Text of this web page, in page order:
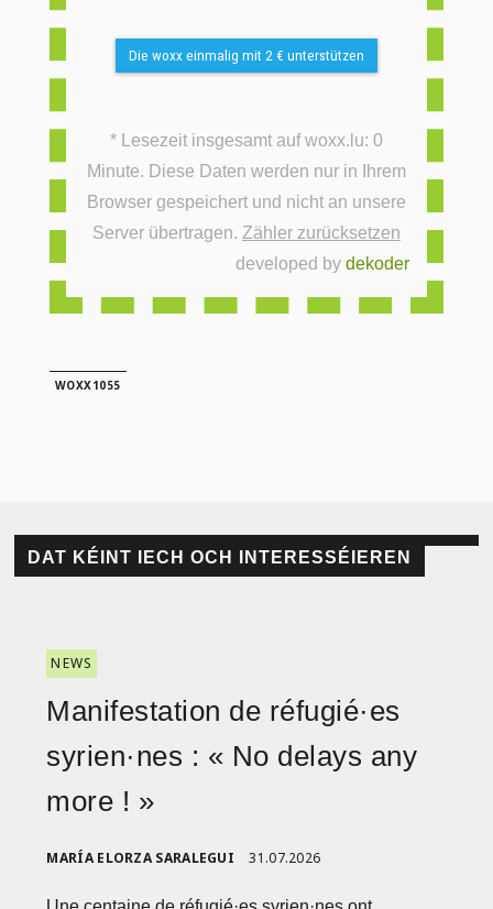
Die woxx einmalig mit 2 € unterstützen
* Lesezeit insgesamt auf woxx.lu: 0
Minute. Diese Daten werden nur in Ihrem
Browser gespeichert und nicht an unsere
Server übertragen. Zähler zurücksetzen
developed bydekoder
WOXX1055
DAT KÉINT IECH OCH INTERESSÉIEREN
NEWS
Manifestation de réfugié·es
syrien·nes : « No delays any
more ! »
MARÍA ELORZA SARALEGUI 31.07.2026